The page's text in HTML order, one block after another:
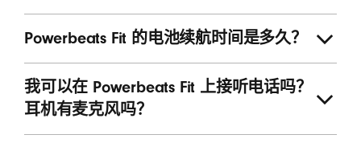
Powerbeats Fit 的电池续航时间是多久？
我可以在 Powerbeats Fit 上接听电话吗？
耳机有麦克风吗？